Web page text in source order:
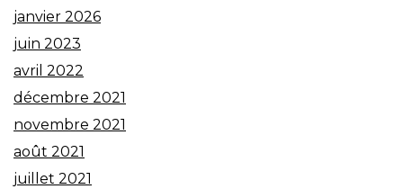
janvier 2026
juin 2023
avril 2022
décembre 2021
novembre 2021
août 2021
juillet 2021